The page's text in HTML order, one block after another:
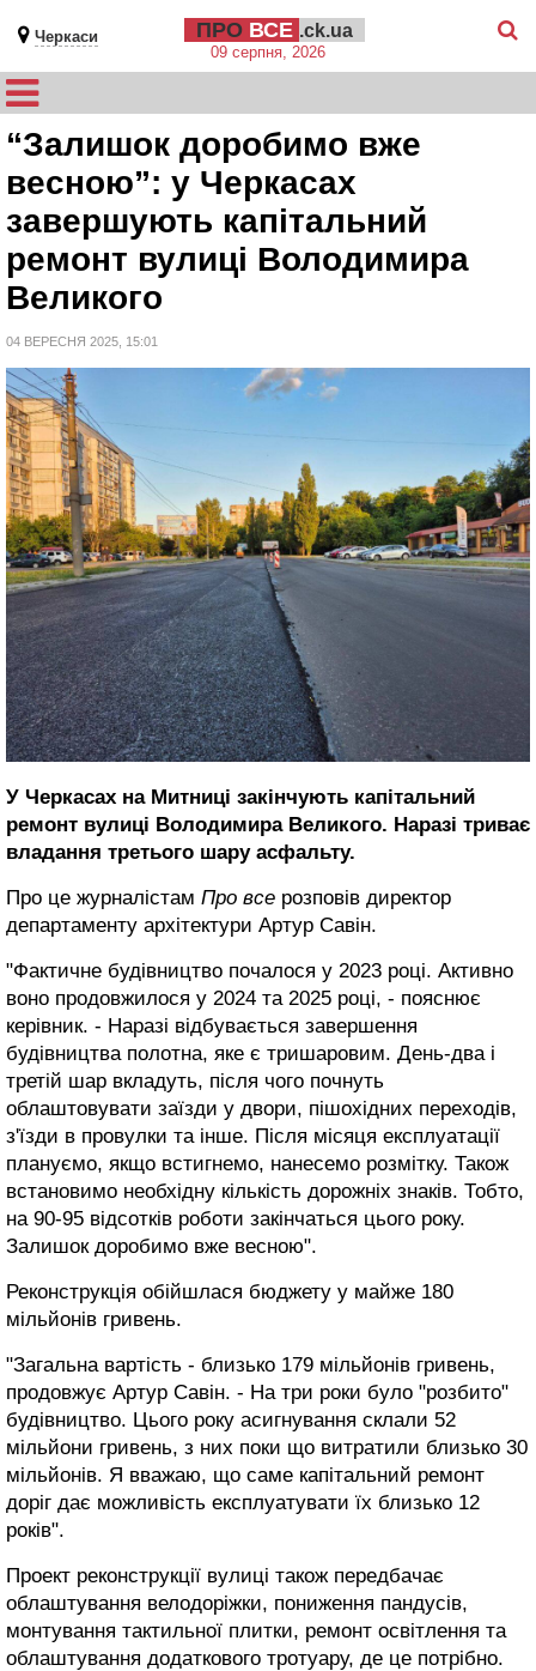
Черкаси ПРО ВСЕ .ck.ua
09 серпня, 2026
“Залишок доробимо вже
весною”: у Черкасах
завершують капітальний
ремонт вулиці Володимира
Великого
04 ВЕРЕСНЯ 2025, 15:01
У Черкасах на Митниці закінчують капітальний
ремонт вулиці Володимира Великого. Наразі триває
владання третього шару асфальту.
Про це журналістам Про все розповів директор
департаменту архітектури Артур Савін.
"Фактичне будівництво почалося у 2023 році. Активно
воно продовжилося у 2024 та 2025 році, - пояснює
керівник. - Наразі відбувається завершення
будівництва полотна, яке є тришаровим. День-два і
третій шар вкладуть, після чого почнуть
облаштовувати заїзди у двори, пішохідних переходів,
з'їзди в провулки та інше. Після місяця експлуатації
плануємо, якщо встигнемо, нанесемо розмітку. Також
встановимо необхідну кількість дорожніх знаків. Тобто,
на 90-95 відсотків роботи закінчаться цього року.
Залишок доробимо вже весною".
Реконструкція обійшлася бюджету у майже 180
мільйонів гривень.
"Загальна вартість - близько 179 мільйонів гривень,
продовжує Артур Савін. - На три роки було "розбито"
будівництво. Цього року асигнування склали 52
мільйони гривень, з них поки що витратили близько 30
мільйонів. Я вважаю, що саме капітальний ремонт
доріг дає можливість експлуатувати їх близько 12
років".
Проект реконструкції вулиці також передбачає
облаштування велодоріжки, пониження пандусів,
монтування тактильної плитки, ремонт освітлення та
облаштування додаткового тротуару, де це потрібно.